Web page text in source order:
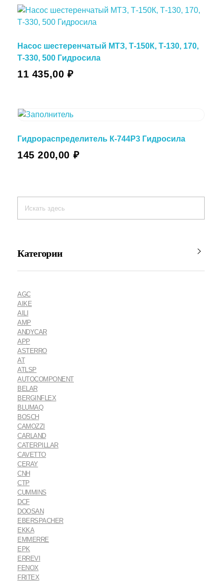
Насос шестеренчатый МТЗ, Т-150К, Т-130, 170,
Т-330, 500 Гидросила
11 435,00 ₽
Гидрораспределитель К-744Р3 Гидросила
145 200,00 ₽
Категории
AGC
AIKE
AILI
AMP
ANDYCAR
APP
ASTERRO
AT
ATLSP
AUTOCOMPONENT
BELAR
BERGINFLEX
BLUMAQ
BOSCH
CAMOZZI
CARLAND
CATERPILLAR
CAVETTO
CERAY
CNH
CTP
CUMMINS
DCF
DOOSAN
EBERSPACHER
EKKA
EMMERRE
EPK
ERREVI
FENOX
FRITEX